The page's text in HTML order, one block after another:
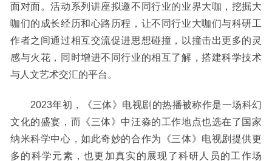
面对面。活动系列讲座拟邀不同行业的业界大咖，挖掘大
咖们的成长经历和心路历程，让不同行业大咖们与科研工
作者之间通过相互交流促进思想碰撞，以撞击出更多的灵
感与火花，同时增进不同行业的相互了解，搭建科学技术
与人文艺术交汇的平台。
2023年初，《三体》电视剧的热播被称作是一场科幻
文化的盛宴，而《三体》中汪淼的工作地点也选在了国家
纳米科学中心，如此奇妙的合作为《三体》电视剧提供更
多的科学元素，也更加真实的展现了科研人员的工作场